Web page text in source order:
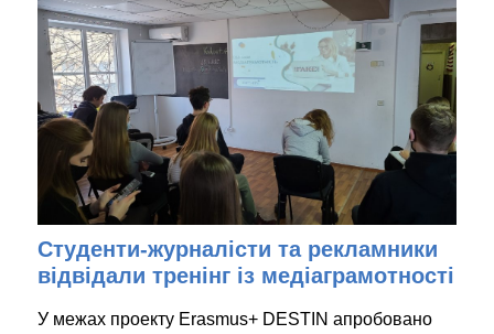
Студенти-журналісти та рекламники
відвідали тренінг із медіаграмотності
У межах проекту Erasmus+ DESTIN апробовано